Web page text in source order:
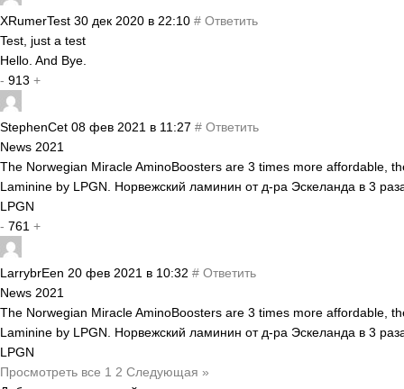
XRumerTest 30 дек 2020 в 22:10 # Ответить
Test, just a test
Hello. And Bye.
- 913 +
StephenCet 08 фев 2021 в 11:27 # Ответить
News 2021
The Norwegian Miracle AminoBoosters are 3 times more affordable,
Laminine by LPGN. Норвежский ламинин от д-ра Эскеланда в 3
LPGN
- 761 +
LarrybrEen 20 фев 2021 в 10:32 # Ответить
News 2021
The Norwegian Miracle AminoBoosters are 3 times more affordable,
Laminine by LPGN. Норвежский ламинин от д-ра Эскеланда в 3
LPGN
Просмотреть все 1 2 Следующая »